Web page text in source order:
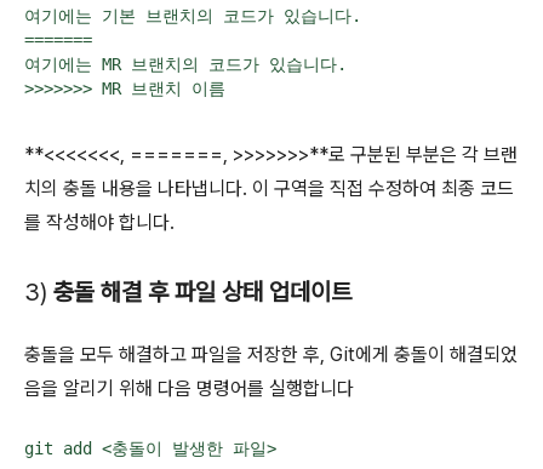
여기에는 기본 브랜치의 코드가 있습니다.
=======
여기에는 MR 브랜치의 코드가 있습니다.
>>>>>>> MR 브랜치 이름
**<<<<<<<, =======, >>>>>>>**로 구분된 부분은 각 브랜
치의 충돌 내용을 나타냅니다. 이 구역을 직접 수정하여 최종 코드
를 작성해야 합니다.
3) 충돌 해결 후 파일 상태 업데이트
충돌을 모두 해결하고 파일을 저장한 후, Git에게 충돌이 해결되었
음을 알리기 위해 다음 명령어를 실행합니다
git add <충돌이 발생한 파일>